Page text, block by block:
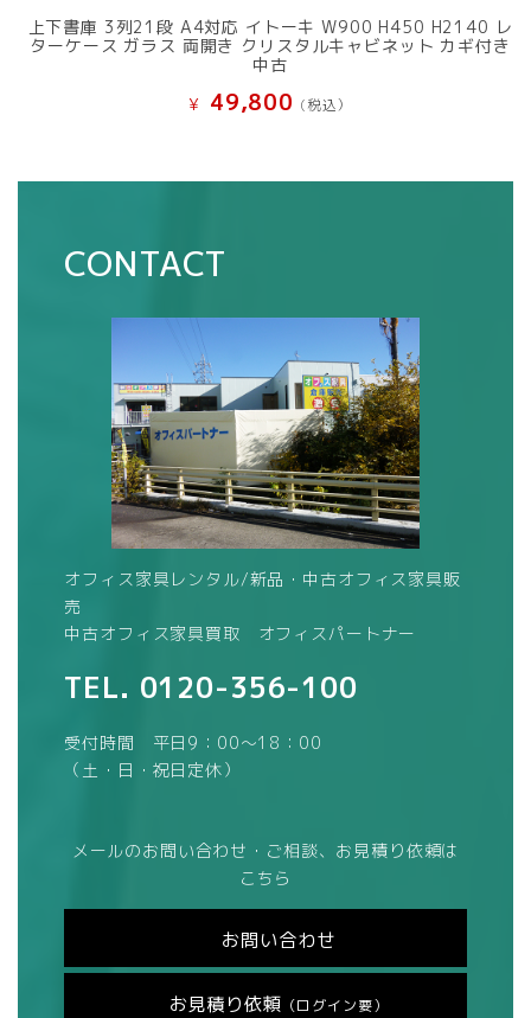
上下書庫 3列21段 A4対応 イトーキ W900 H450 H2140 レ
ターケース ガラス 両開き クリスタルキャビネット カギ付き
中古
¥ 49,800 (税込）
CONTACT
オフィス家具レンタル/新品・中古オフィス家具販
売
中古オフィス家具買取 オフィスパートナー
TEL. 0120-356-100
受付時間 平日9：00～18：00
（土・日・祝日定休）
メールのお問い合わせ・ご相談、お見積り依頼は
こちら
お問い合わせ
お見積り依頼 （ログイン要）